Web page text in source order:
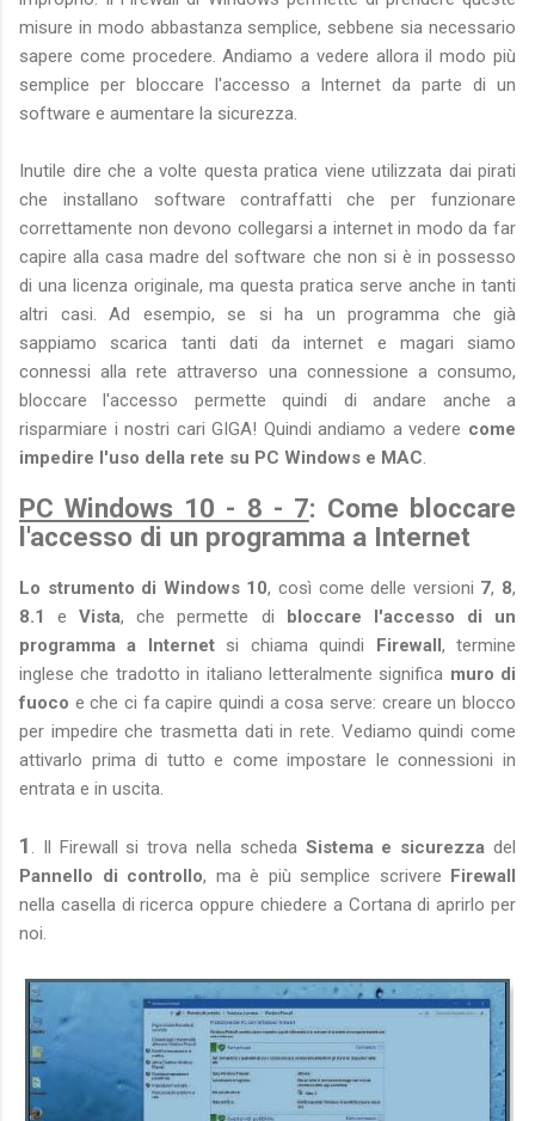
misure in modo abbastanza semplice, sebbene sia necessario
sapere come procedere. Andiamo a vedere allora il modo più
semplice per bloccare l'accesso a Internet da parte di un
software e aumentare la sicurezza.
Inutile dire che a volte questa pratica viene utilizzata dai pirati
che installano software contraffatti che per funzionare
correttamente non devono collegarsi a internet in modo da far
capire alla casa madre del software che non si è in possesso
di una licenza originale, ma questa pratica serve anche in tanti
altri casi. Ad esempio, se si ha un programma che già
sappiamo scarica tanti dati da internet e magari siamo
connessi alla rete attraverso una connessione a consumo,
bloccare l'accesso permette quindi di andare anche a
risparmiare i nostri cari GIGA! Quindi andiamo a vedere come
impedire l'uso della rete su PC Windows e MAC
PC Windows 10 - 8 - 7: Come bloccare
l'accesso di un programma a Internet
Lo strumento di Windows 10, così come delle versioni 7, 8,
8.1
eVista, che permette di bloccare l'accesso di un
programma a Internetsi chiama quindi Firewall, termine
inglese che tradotto in italiano letteralmente significa muro di
fuoco e che ci fa capire quindi a cosa serve: creare un blocco
per impedire che trasmetta dati in rete. Vediamo quindi come
attivarlo prima di tutto e come impostare le connessioni in
entrata e in uscita.
1 . Il Firewall si trova nella scheda Sistema e sicurezza del
Pannello di controllo, ma è più semplice scrivere Firewall
nella casella di ricerca oppure chiedere a Cortana di aprirlo per
noi.